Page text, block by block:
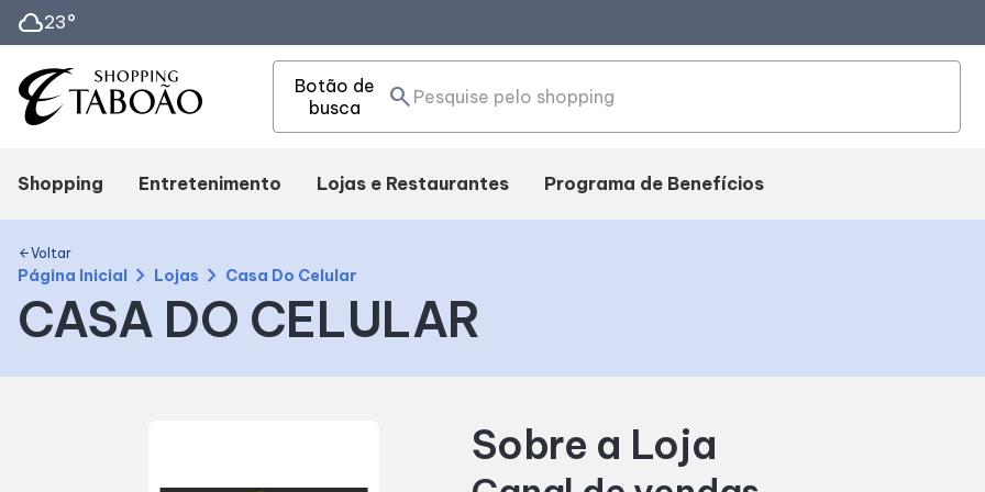
cloud23°
Botão de
busca
search
Shopping
Mapa interno
Facilidades
Como Chegar
Entretenimento
Eventos
Fique por Dentro
Lojas e Restaurantes
Alimentação
Delivery
Programa de Benefícios
arrow_backVoltar
Página Inicial chevron_right Lojas chevron_right Casa Do Celular
CASA DO CELULAR
Sobre a Loja